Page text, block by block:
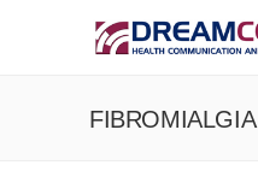
FIBROMIALGIA